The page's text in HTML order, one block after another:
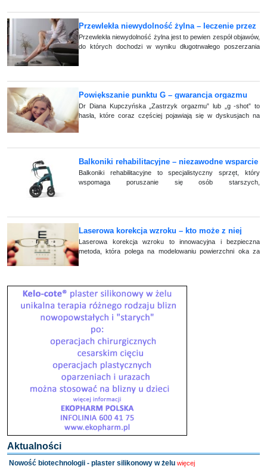
Przewlekła niewydolność żylna – leczenie przez
cały rok
Przewlekła niewydolność żylna jest to pewien zespół objawów,
do których dochodzi w wyniku długotrwałego poszerzania
Powiększanie punktu G – gwarancja orgazmu
czy marketingowy kit?
Dr Diana Kupczyńska „Zastrzyk orgazmu” lub „g -shot” to
hasła, które coraz częściej pojawiają się w dyskusjach na
Balkoniki rehabilitacyjne – niezawodne wsparcie
w codziennej mobilności
Balkoniki rehabilitacyjne to specjalistyczny sprzęt, który
wspomaga poruszanie się osób starszych,
Laserowa korekcja wzroku – kto może z niej
skorzystać?
Laserowa korekcja wzroku to innowacyjna i bezpieczna
metoda, która polega na modelowaniu powierzchni oka za
Aktualności
Nowość biotechnologii - plaster silikonowy w żelu więcej